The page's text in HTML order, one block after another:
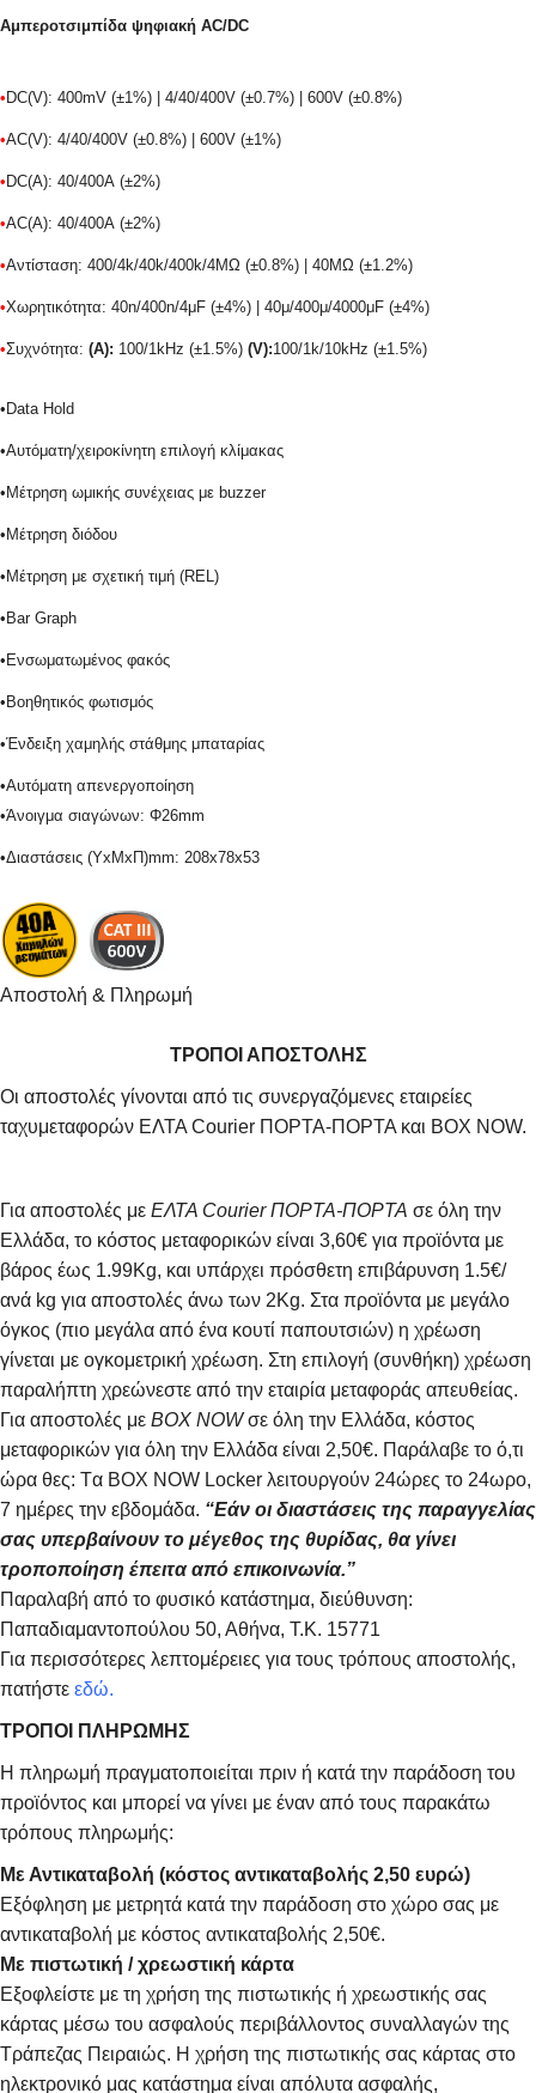
Αμπεροτσιμπίδα ψηφιακή AC/DC
• DC(V): 400mV (±1%) | 4/40/400V (±0.7%) | 600V (±0.8%)
•AC(V): 4/40/400V (±0.8%) | 600V (±1%)
• DC(A): 40/400A (±2%)
•AC(A): 40/400A (±2%)
•Αντίσταση: 400/4k/40k/400k/4MΩ (±0.8%) | 40MΩ (±1.2%)
•Χωρητικότητα: 40n/400n/4μF (±4%) | 40μ/400μ/4000μF (±4%)
•Συχνότητα: (Α): 100/1kHz (±1.5%) (V):100/1k/10kHz (±1.5%)
•Data Hold
•Αυτόματη/χειροκίνητη επιλογή κλίμακας
• Μέτρηση ωμικής συνέχειας με buzzer
• Μέτρηση διόδου
• Μέτρηση με σχετική τιμή (REL)
• Bar Graph
• Ενσωματωμένος φακός
• Βοηθητικός φωτισμός
•Ένδειξη χαμηλής στάθμης μπαταρίας
•Αυτόματη απενεργοποίηση
•Άνοιγμα σιαγώνων: Φ26mm
•Διαστάσεις (ΥxΜxΠ)mm: 208x78x53
Αποστολή & Πληρωμή
ΤΡΟΠΟΙ ΑΠΟΣΤΟΛΗΣ
Οι αποστολές γίνονται από τις συνεργαζόμενες εταιρείες
ταχυμεταφορών ΕΛΤΑ Courier ΠΟΡΤΑ-ΠΟΡΤΑ και BOX NOW.
Για αποστολές με ΕΛΤΑ Courier ΠΟΡΤΑ-ΠΟΡΤΑ σε όλη την
Ελλάδα, το κόστος μεταφορικών είναι 3,60€ για προϊόντα με
βάρος έως 1.99Kg, και υπάρχει πρόσθετη επιβάρυνση 1.5€/
ανά kg για αποστολές άνω των 2Κg. Στα προϊόντα με μεγάλο
όγκος (πιο μεγάλα από ένα κουτί παπουτσιών) η χρέωση
γίνεται με ογκομετρική χρέωση. Στη επιλογή (συνθήκη) χρέωση
παραλήπτη χρεώνεστε από την εταιρία μεταφοράς απευθείας.
Για αποστολές με BOX NOWσε όλη την Ελλάδα, κόστος
μεταφορικών για όλη την Ελλάδα είναι 2,50€. Παράλαβε το ό,τι
ώρα θες: Tα ΒΟΧ ΝΟW Locker λειτουργούν 24ώρες το 24ωρο,
7 ημέρες την εβδομάδα. “Εάν οι διαστάσεις της παραγγελίας
σας υπερβαίνουν το μέγεθος της θυρίδας, θα γίνει
τροποποίηση έπειτα από επικοινωνία.”
Παραλαβή από το φυσικό κατάστημα, διεύθυνση:
Παπαδιαμαντοπούλου 50, Αθήνα, Τ.Κ. 15771
Για περισσότερες λεπτομέρειες για τους τρόπους αποστολής,
πατήστε εδώ.
ΤΡΟΠΟΙ ΠΛΗΡΩΜΗΣ
Η πληρωμή πραγματοποιείται πριν ή κατά την παράδοση του
προϊόντος και μπορεί να γίνει με έναν από τους παρακάτω
τρόπους πληρωμής:
Με Αντικαταβολή (κόστος αντικαταβολής 2,50 ευρώ)
Εξόφληση με μετρητά κατά την παράδοση στο χώρο σας με
αντικαταβολή με κόστος αντικαταβολής 2,50€.
Με πιστωτική / χρεωστική κάρτα
Εξοφλείστε με τη χρήση της πιστωτικής ή χρεωστικής σας
κάρτας μέσω του ασφαλούς περιβάλλοντος συναλλαγών της
Τράπεζας Πειραιώς. Η χρήση της πιστωτικής σας κάρτας στο
ηλεκτρονικό μας κατάστημα είναι απόλυτα ασφαλής,